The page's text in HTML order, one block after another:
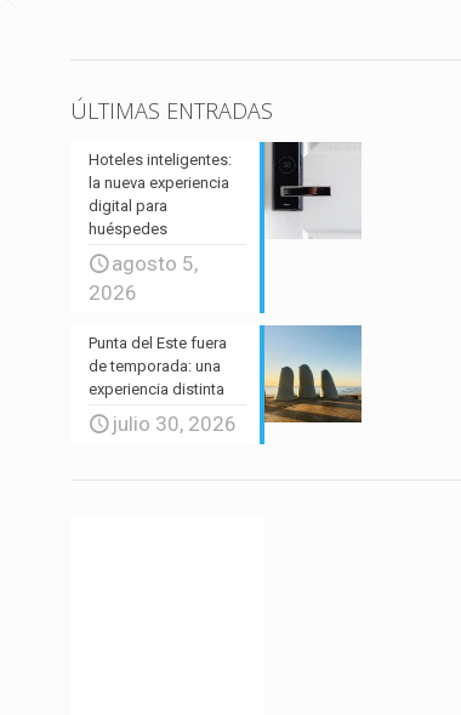
ÚLTIMAS ENTRADAS
Hoteles inteligentes:
la nueva experiencia
digital para
huéspedes
agosto 5,
2026
Punta del Este fuera
de temporada: una
experiencia distinta
julio 30, 2026